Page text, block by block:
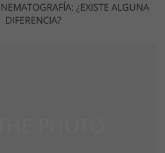
¿EXISTE ALGUNA
DIFERENCIA?